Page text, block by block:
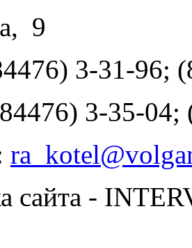
9
3-31-96;
3-35-04;
сайта -